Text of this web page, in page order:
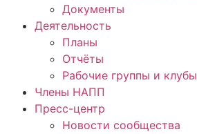
Документы
Деятельность
Планы
Отчёты
Рабочие группы и клубы
Члены НАПП
Пресс-центр
Новости сообщества